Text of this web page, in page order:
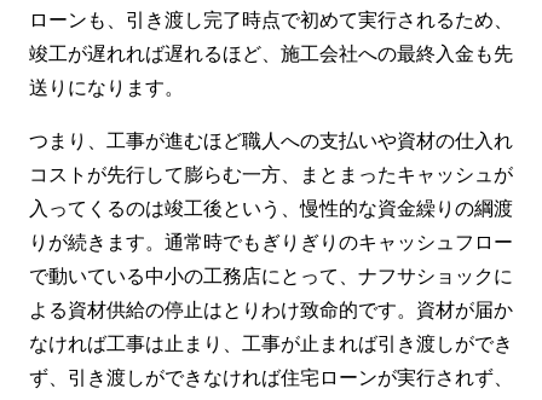
ローンも、引き渡し完了時点で初めて実行されるため、
竣工が遅れれば遅れるほど、施工会社への最終入金も先
送りになります。
つまり、工事が進むほど職人への支払いや資材の仕入れ
コストが先行して膨らむ一方、まとまったキャッシュが
入ってくるのは竣工後という、慢性的な資金繰りの綱渡
りが続きます。通常時でもぎりぎりのキャッシュフロー
で動いている中小の工務店にとって、ナフサショックに
よる資材供給の停止はとりわけ致命的です。資材が届か
なければ工事は止まり、工事が止まれば引き渡しができ
ず、引き渡しができなければ住宅ローンが実行されず、